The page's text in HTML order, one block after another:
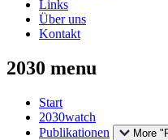
Links
Über uns
Kontakt
2030 menu
Start
2030watch
Publikationen
More